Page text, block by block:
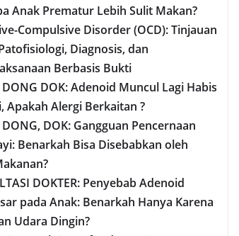
Anak Prematur Lebih Sulit Makan?
Compulsive Disorder (OCD): Tinjauan
Diagnosis, dan
Berbasis Bukti
DOK: Adenoid Muncul Lagi Habis
Apakah Alergi Berkaitan ?
DOK: Gangguan Pencernaan
Benarkah Bisa Disebabkan oleh
DOKTER: Penyebab Adenoid
pada Anak: Benarkah Hanya Karena
Udara Dingin?